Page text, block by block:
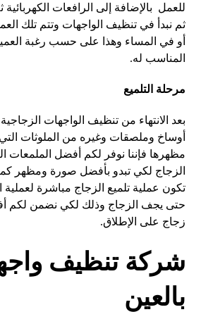
للعمل بالإضافة إلى الرافعات
ثم نبدأ في تنظيف الواجهات وتتم تلك
أو في المساء وهذا على حسب رغبة
المناسب له.
مرحلة التلميع
بعد الانتهاء من تنظيف الواجهات
أوساخ وملصقات وغيره من الملوثات التي
مظهرها فإننا نوفر لكم أفضل الملمعات
الزجاج لكي تبدو بأفضل صورة ومظهر
تكون عملية تلميع الزجاج مباشرة لعملية
حتى يجف الزجاج وذلك لكي نضمن لكم
زجاج على الإطلاق.
شركة تنظيف
بالعين